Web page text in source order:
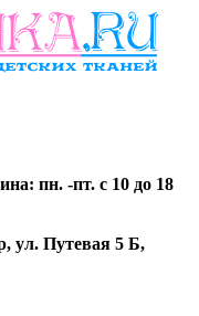
пн. -пт. с 10 до 18
ул. Путевая 5 Б,